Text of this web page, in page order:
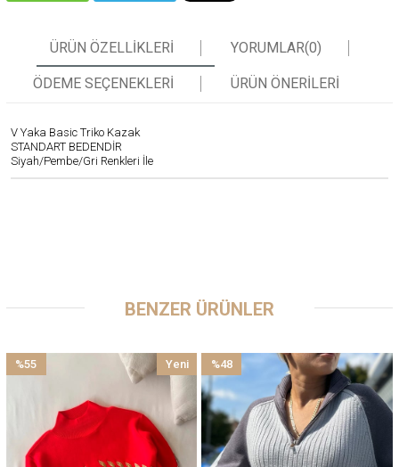
ÜRÜN ÖZELLIKLERI YORUMLAR(0)
ÖDEME SEÇENEKLERI ÜRÜN ÖNERILERI
V Yaka Basic Triko Kazak
STANDART BEDENDİR
Siyah/Pembe/Gri Renkleri İle
BENZER ÜRÜNLER
%55
%55İndirim
Yeni
%48
İndirim
%48İndirim